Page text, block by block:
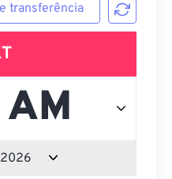
transferência